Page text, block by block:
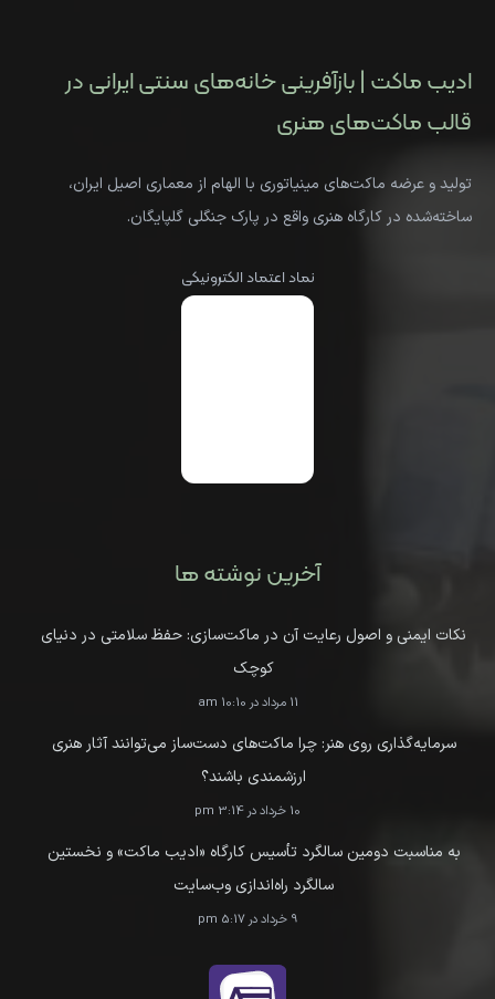
ادیب ماکت | بازآفرینی خانه‌های سنتی ایرانی در
قالب ماکت‌های هنری
تولید و عرضه ماکت‌های مینیاتوری با الهام از معماری اصیل ایران،
ساخته‌شده در کارگاه هنری واقع در پارک جنگلی گلپایگان.
نماد اعتماد الکترونیکی
آخرین نوشته ها
نکات ایمنی و اصول رعایت آن در ماکت‌سازی: حفظ سلامتی در دنیای
کوچک
11 مرداد در 10:10 am
سرمایه‌گذاری روی هنر: چرا ماکت‌های دست‌ساز می‌توانند آثار هنری
ارزشمندی باشند؟
10 خرداد در 3:14 pm
به مناسبت دومین سالگرد تأسیس کارگاه «ادیب ماکت» و نخستین
سالگرد راه‌اندازی وب‌سایت
9 خرداد در 5:17 pm